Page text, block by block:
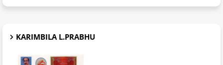
KARIMBILA L.PRABHU